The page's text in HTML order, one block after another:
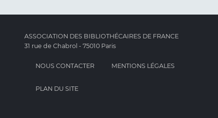
ASSOCIATION DES BIBLIOTHÉCAIRES DE FRANCE
31 rue de Chabrol - 75010 Paris
NOUS CONTACTER MENTIONS LÉGALES
PLAN DU SITE